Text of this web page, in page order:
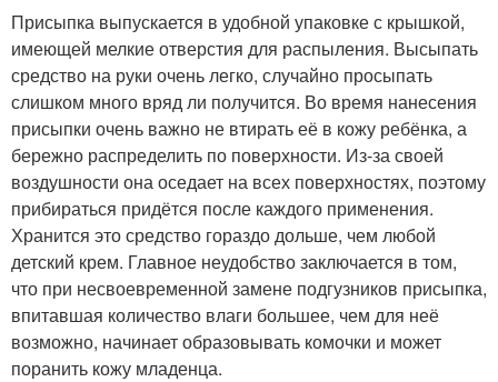
Присыпка выпускается в удобной упаковке с крышкой,
имеющей мелкие отверстия для распыления. Высыпать
средство на руки очень легко, случайно просыпать
слишком много вряд ли получится. Во время нанесения
присыпки очень важно не втирать её в кожу ребёнка, а
бережно распределить по поверхности. Из-за своей
воздушности она оседает на всех поверхностях, поэтому
прибираться придётся после каждого применения.
Хранится это средство гораздо дольше, чем любой
детский крем. Главное неудобство заключается в том,
что при несвоевременной замене подгузников присыпка,
впитавшая количество влаги большее, чем для неё
возможно, начинает образовывать комочки и может
поранить кожу младенца.